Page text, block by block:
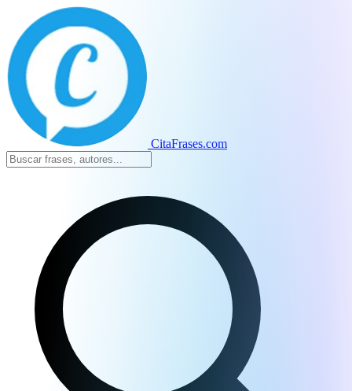
CitaFrases.com